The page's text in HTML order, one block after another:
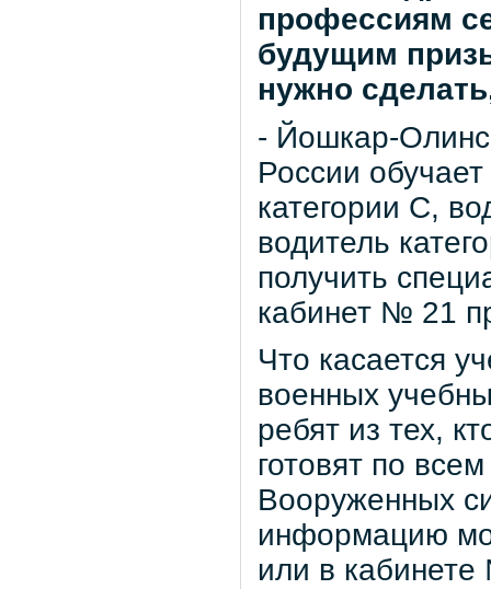
профессиям
будущим
нужно
- Йошкар-
России
категории С,
водитель
получить
кабинет № 21
Что касается
военных
ребят из тех,
готовят по
Вооруженных
информацию
или в